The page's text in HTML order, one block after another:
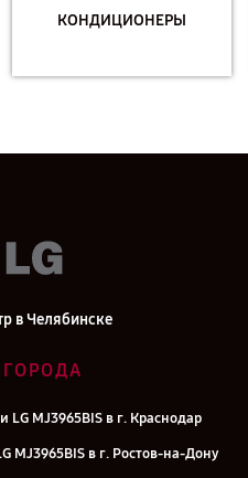
КОНДИЦИОНЕРЫ
в Челябинске
MJ3965BIS в г. Краснодар
MJ3965BIS в г. Ростов-на-Дону